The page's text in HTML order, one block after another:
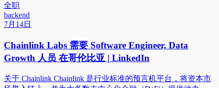
全职
backend
7月14日
Chainlink Labs 需要 Software Engineer, Data
Growth 人员 在哥伦比亚 | LinkedIn
关于 Chainlink Chainlink 是行业标准的预言机平台，将资本市